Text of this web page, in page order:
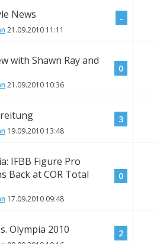
News
21.09.2010 11:11
-
with Shawn Ray and
21.09.2010 10:36
0
19.09.2010 13:48
3
IFBB Figure Pro
Back at COR Total
17.09.2010 09:48
0
Olympia 2010 2